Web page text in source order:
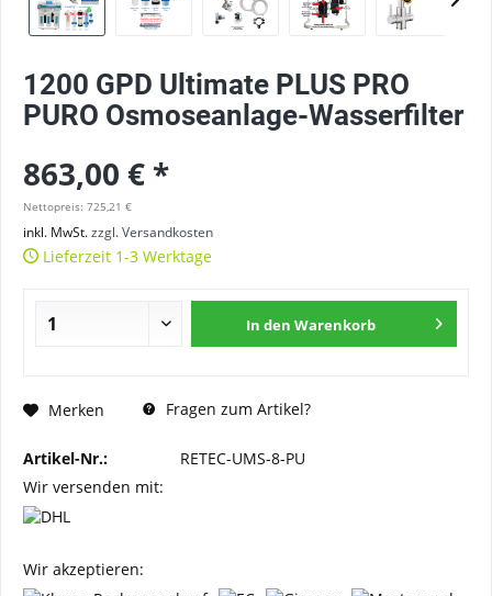
1200 GPD Ultimate PLUS PRO
PURO Osmoseanlage-Wasserfilter
863,00 € *
Nettopreis: 725,21 €
inkl. MwSt.zzgl. Versandkosten
Lieferzeit 1-3 Werktage
In den Warenkorb
Merken Fragen zum Artikel?
Artikel-Nr.:
RETEC-UMS-8-PU
Wir versenden mit:
Wir akzeptieren: